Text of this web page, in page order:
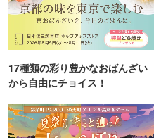
17種類の彩り豊かなおばんざい
から自由にチョイス！